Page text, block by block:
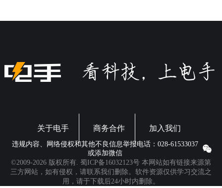
关于电手 商务合作 加入我们
违规内容、网络侵权和其他不良信息举报电话：028-61533037
或添加微信
©2009-2026 版权所有. 蜀ICP备16032123号 本网站如有链接来源第
三方网站，如有侵权，请联系我们删除。软件资源仅供学习交流之
用，请于下载后24小时内删除。